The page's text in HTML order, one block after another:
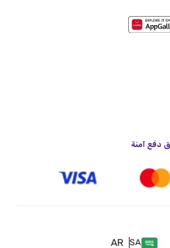
دفع آمنة
SA
AR